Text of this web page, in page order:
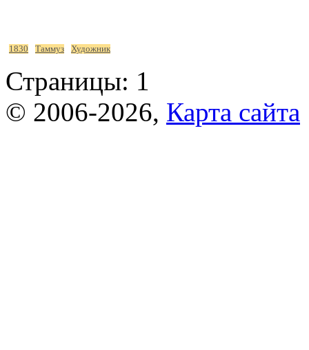
1830 Таммуз Художник
Страницы: 1
© 2006-2026, Карта сайта